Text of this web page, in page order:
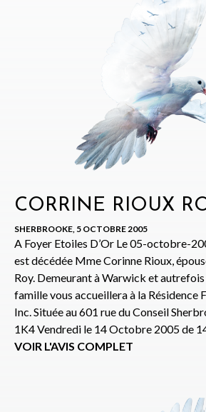
CORRINE RIOUX
SHERBROOKE, 5 OCTOBRE 2005
A Foyer Etoiles D’Or Le 05-octobre-
est décédée Mme Corinne Rioux,
Roy. Demeurant à Warwick et
famille vous accueillera à la Résidence
Inc. Située au 601 rue du Conseil
1K4 Vendredi le 14 Octobre 2005 de
VOIR L'AVIS COMPLET